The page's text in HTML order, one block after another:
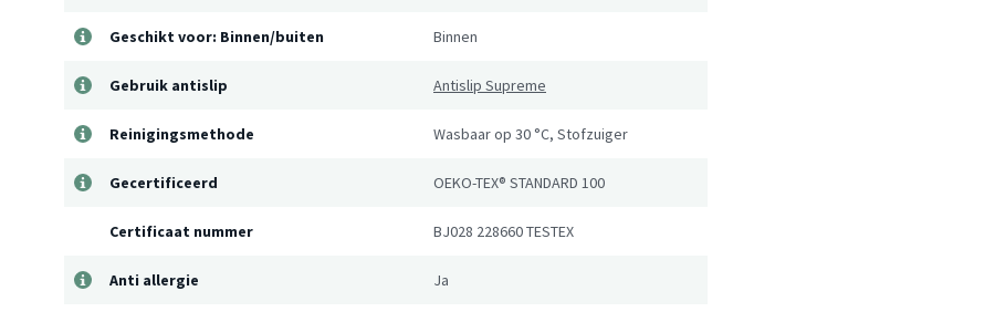
Geschikt voor: Binnen/buiten Binnen
Gebruik antislip Antislip Supreme
Reinigingsmethode Wasbaar op 30 °C, Stofzuiger
Gecertificeerd OEKO-TEX® STANDARD 100
Certificaat nummer BJ028 228660 TESTEX
Anti allergie Ja